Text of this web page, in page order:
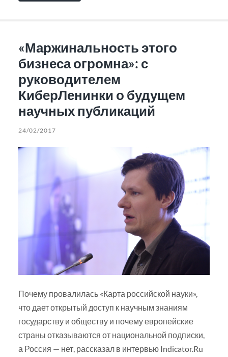
«Маржинальность этого
бизнеса огромна»: с
руководителем
КиберЛенинки о будущем
научных публикаций
24/02/2017
Почему провалилась «Карта российской науки»,
что дает открытый доступ к научным знаниям
государству и обществу и почему европейские
страны отказываются от национальной подписки,
а Россия — нет, рассказал в интервью Indicator.Ru